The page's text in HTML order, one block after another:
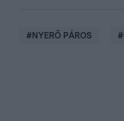
#NYERŐ PÁROS #